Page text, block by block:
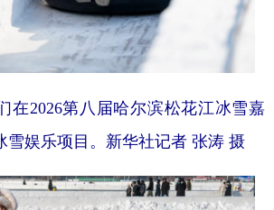
2026第八届哈尔滨松花江冰雪嘉
雪娱乐项目。新华社记者 张涛 摄